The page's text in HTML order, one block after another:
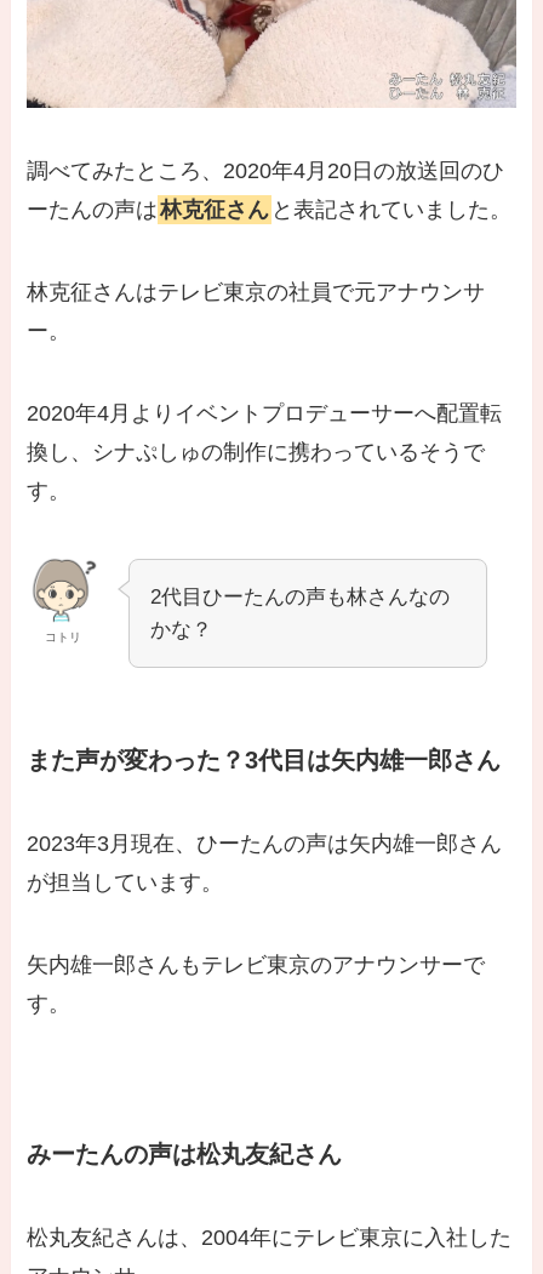
調べてみたところ、2020年4月20日の放送回のひ
ーたんの声は林克征さん と表記されていました。
林克征さんはテレビ東京の社員で元アナウンサ
ー。
2020年4月よりイベントプロデューサーへ配置転
換し、シナぷしゅの制作に携わっているそうで
す。
コトリ
2代目ひーたんの声も林さんなの
かな？
また声が変わった？3代目は矢内雄一郎さん
2023年3月現在、ひーたんの声は矢内雄一郎さん
が担当しています。
矢内雄一郎さんもテレビ東京のアナウンサーで
す。
みーたんの声は松丸友紀さん
松丸友紀さんは、2004年にテレビ東京に入社した